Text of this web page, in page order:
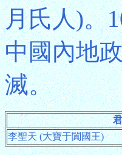
月氏人)。
中國內地
滅。
李聖天 (大寶于闐國王)